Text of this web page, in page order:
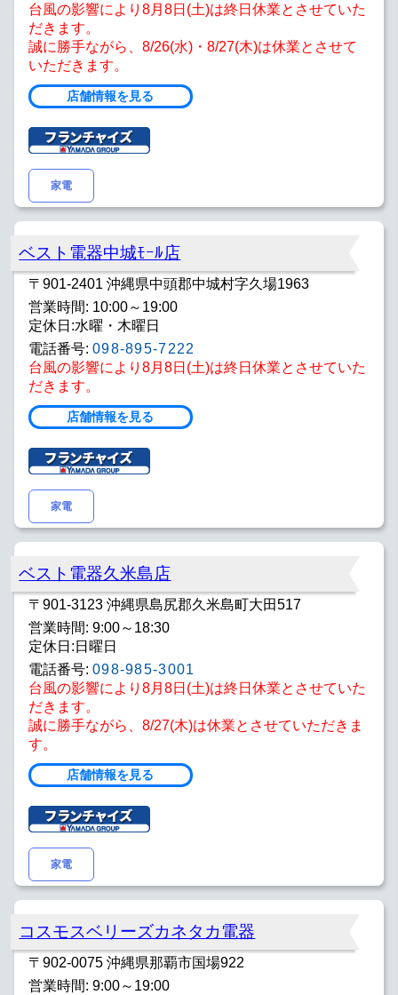
台風の影響により8月8日(土)は終日休業とさせていた
だきます。
誠に勝手ながら、8/26(水)・8/27(木)は休業とさせて
いただきます。
店舗情報を見る
家電
ベスト電器中城ﾓｰﾙ店
〒901-2401 沖縄県中頭郡中城村字久場1963
営業時間: 10:00～19:00
定休日:水曜・木曜日
電話番号: 098-895-7222
台風の影響により8月8日(土)は終日休業とさせていた
だきます。
店舗情報を見る
家電
ベスト電器久米島店
〒901-3123 沖縄県島尻郡久米島町大田517
営業時間: 9:00～18:30
定休日:日曜日
電話番号: 098-985-3001
台風の影響により8月8日(土)は終日休業とさせていた
だきます。
誠に勝手ながら、8/27(木)は休業とさせていただきま
す。
店舗情報を見る
家電
コスモスベリーズカネタカ電器
〒902-0075 沖縄県那覇市国場922
営業時間: 9:00～19:00